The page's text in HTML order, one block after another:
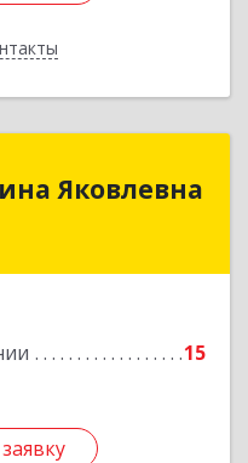
Яковлевна
15
обл, Медногорск г,